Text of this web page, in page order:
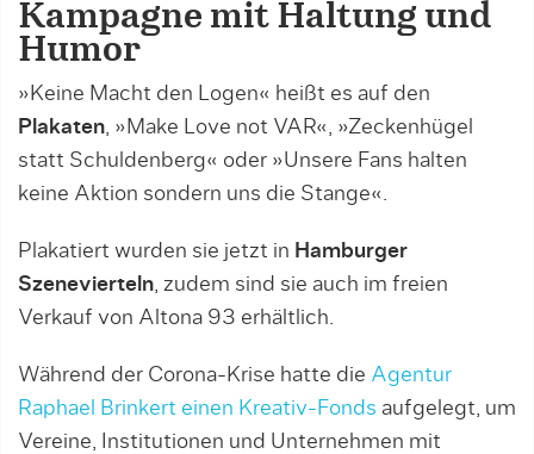
Kampagne mit Haltung und
Humor
»Keine Macht den Logen« heißt es auf den
Plakaten, »Make Love not VAR«, »Zeckenhügel
statt Schuldenberg« oder »Unsere Fans halten
keine Aktion sondern uns die Stange«.
Plakatiert wurden sie jetzt in Hamburger
Szenevierteln, zudem sind sie auch im freien
Verkauf von Altona 93 erhältlich.
Während der Corona-Krise hatte die Agentur
Raphael Brinkert einen Kreativ-Fonds aufgelegt, um
Vereine, Institutionen und Unternehmen mit